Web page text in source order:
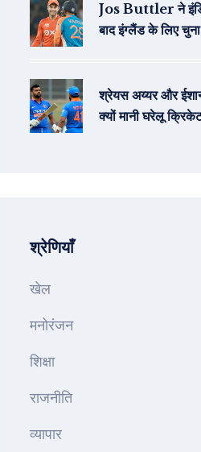
Jos Buttler ने
बाद इंग्लैंड के लिए
श्रेयस अय्यर और
क्यों मानी घरेलू
श्रेणियाँ
खेल
मनोरंजन
शिक्षा
राजनीति
व्यापार